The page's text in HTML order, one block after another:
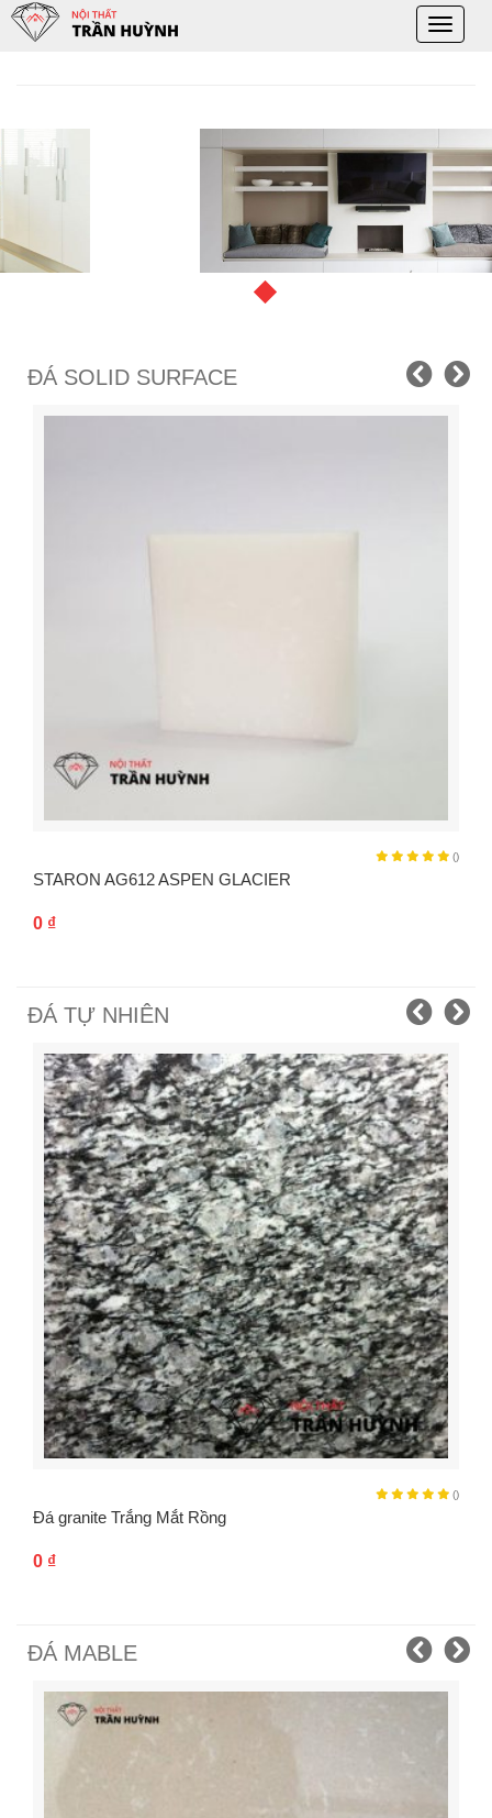
Toggle
ĐÁ SOLID SURFACE
()
STARON AG612 ASPEN GLACIER
0 ₫
ĐÁ TỰ NHIÊN
()
Đá granite Trắng Mắt Rồng
0 ₫
ĐÁ MABLE